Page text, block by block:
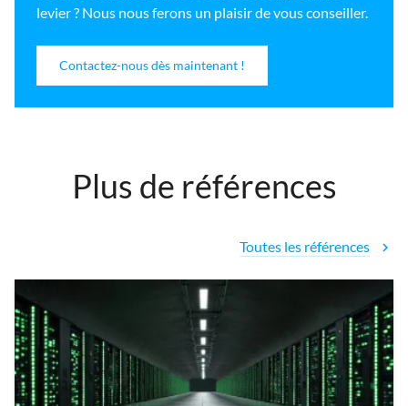
levier ? Nous nous ferons un plaisir de vous conseiller.
Contactez-nous dès maintenant !
Plus de références
Toutes les références chevron_right